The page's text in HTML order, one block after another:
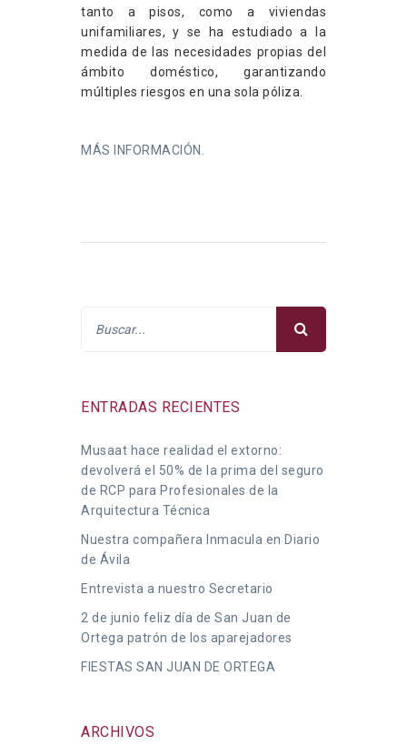
tanto a pisos, como a viviendas
unifamiliares, y se ha estudiado a la
medida de las necesidades propias del
ámbito doméstico, garantizando
múltiples riesgos en una sola póliza.
MÁS INFORMACIÓN.
ENTRADAS RECIENTES
Musaat hace realidad el extorno:
devolverá el 50% de la prima del seguro
de RCP para Profesionales de la
Arquitectura Técnica
Nuestra compañera Inmacula en Diario
de Ávila
Entrevista a nuestro Secretario
2 de junio feliz día de San Juan de
Ortega patrón de los aparejadores
FIESTAS SAN JUAN DE ORTEGA
ARCHIVOS